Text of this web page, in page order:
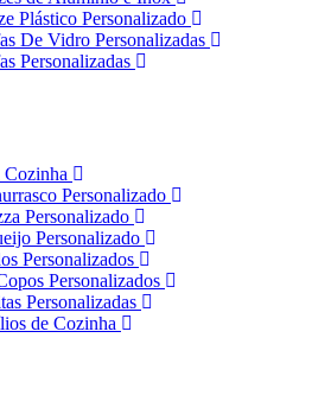
Plástico Personalizado
De Vidro Personalizadas
Personalizadas
Cozinha
Personalizado
Personalizado
Personalizado
Personalizados
Personalizados
Personalizadas
de Cozinha